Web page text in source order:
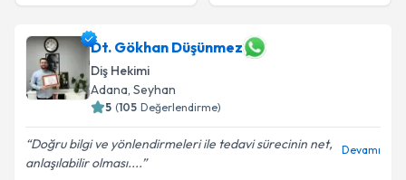
Dt. Gökhan Düşünmez
Diş Hekimi
Adana, Seyhan
5 (105 Değerlendirme)
Doğru bilgi ve yönlendirmeleri ile tedavi sürecinin net,
anlaşılabilir olması....
Devamı